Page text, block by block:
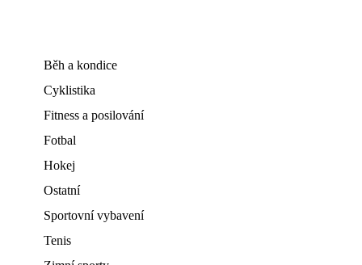
Běh a kondice
Cyklistika
Fitness a posilování
Fotbal
Hokej
Ostatní
Sportovní vybavení
Tenis